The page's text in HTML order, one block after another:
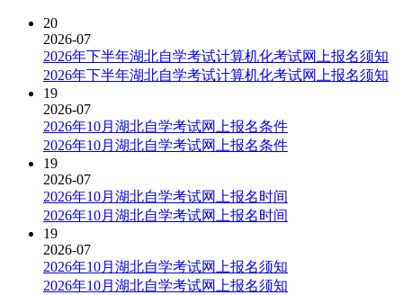
20
2026-07
2026年下半年湖北自学考试计算机化考试网上报名须知
2026年下半年湖北自学考试计算机化考试网上报名须知
19
2026-07
2026年10月湖北自学考试网上报名条件
2026年10月湖北自学考试网上报名条件
19
2026-07
2026年10月湖北自学考试网上报名时间
2026年10月湖北自学考试网上报名时间
19
2026-07
2026年10月湖北自学考试网上报名须知
2026年10月湖北自学考试网上报名须知